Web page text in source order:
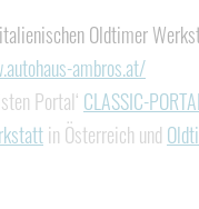
Oldtimer
ambros.at/
Portal‘ CLASSIC-
in Österreich und